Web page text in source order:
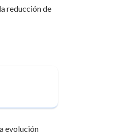
reducción de
evolución